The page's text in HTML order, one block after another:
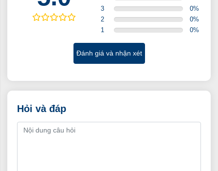
3
0%
2
0%
1
0%
Đánh giá và nhận xét
Hỏi và đáp